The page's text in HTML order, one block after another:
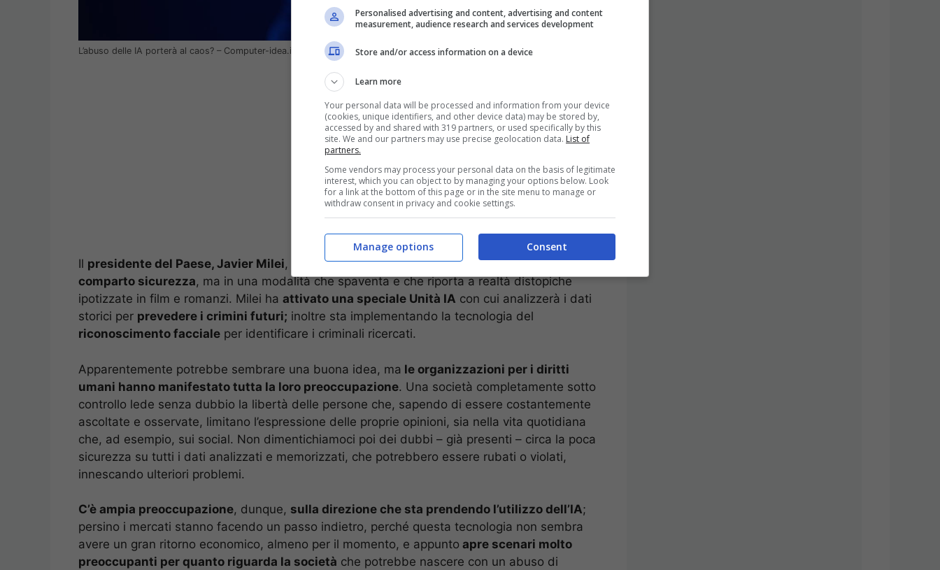
L’abuso delle IA porterà al caos? – Computer-idea.it
Il presidente del Paese, Javier Milei, ha deciso diutilizzare l’Intelligenza Artificiale nel
comparto sicurezza, ma in una modalità che spaventa e che riporta a realtà distopiche
ipotizzate in film e romanzi. Milei ha attivato una speciale Unità IA con cui analizzerà i dati
storici per prevedere i crimini futuri; inoltre sta implementando la tecnologia del
riconoscimento facciale per identificare i criminali ricercati.
Apparentemente potrebbe sembrare una buona idea, ma le organizzazioni per i diritti
umani hanno manifestato tutta la loro preoccupazione. Una società completamente sotto
controllo lede senza dubbio la libertà delle persone che, sapendo di essere costantemente
ascoltate e osservate, limitano l’espressione delle proprie opinioni, sia nella vita quotidiana
che, ad esempio, sui social. Non dimentichiamoci poi dei dubbi – già presenti – circa la poca
sicurezza su tutti i dati analizzati e memorizzati, che potrebbero essere rubati o violati,
innescando ulteriori problemi.
C’è ampia preoccupazione, dunque, sulla direzione che sta prendendo l’utilizzo dell’IA;
persino i mercati stanno facendo un passo indietro, perché questa tecnologia non sembra
avere un gran ritorno economico, almeno per il momento, e appunto apre scenari molto
preoccupanti per quanto riguarda la società che potrebbe nascere con un abuso di
Personalised advertising and content, advertising and content
measurement, audience research and services development
Store and/or access information on a device
Learn more
Your personal data will be processed and information from your device
(cookies, unique identifiers, and other device data) may be stored by,
accessed by and shared with 319 partners, or used specifically by this
site. We and our partners may use precise geolocation data. List of
partners.
Some vendors may process your personal data on the basis of legitimate
interest, which you can object to by managing your options below. Look
for a link at the bottom of this page or in the site menu to manage or
withdraw consent in privacy and cookie settings.
Consent
Manage options